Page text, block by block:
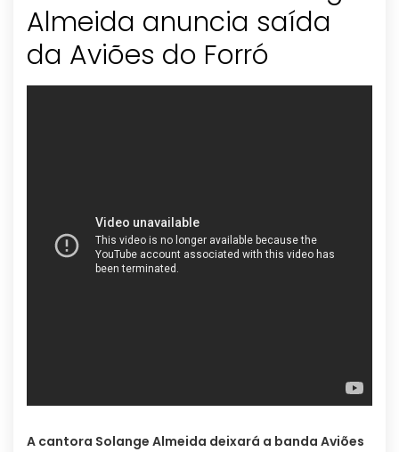
Almeida anuncia saída
da Aviões do Forró
A cantora Solange Almeida deixará a banda Aviões